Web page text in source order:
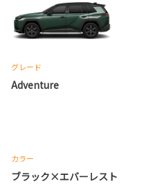
グレード
Adventure
カラー
ブラック×エバーレスト